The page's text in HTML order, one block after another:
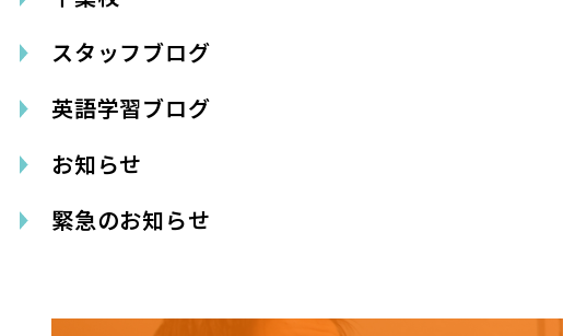
スタッフブログ
英語学習ブログ
お知らせ
緊急のお知らせ